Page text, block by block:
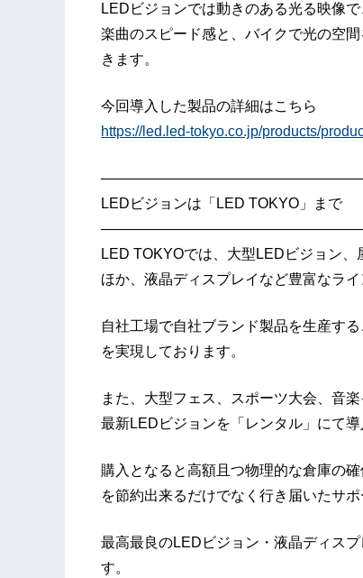
LEDビジョンでは動きのある光る映像
楽曲のスピード感と、バイクで光の空
きます。
今回導入した製品の詳細はこちら
https://led.led-tokyo.co.jp/products/
LEDビジョンは「LED TOKYO」まで
LED TOKYOでは、大型LEDビジョン
ほか、液晶ディスプレイなど豊富なライ
自社工場で自社ブランド製品を生産す
を実現しております。
また、大型フェス、スポーツ大会、音
最新LEDビジョンを「レンタル」にて導
購入となると高額且つ物理的な倉庫の
を節約出来るだけでなく行き届いたサ
最高最良のLEDビジョン・液晶ディス
す。